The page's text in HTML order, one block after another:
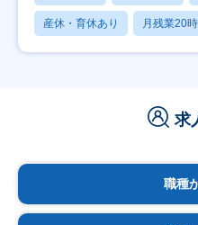
産休・育休あり 月残業20
求
職種